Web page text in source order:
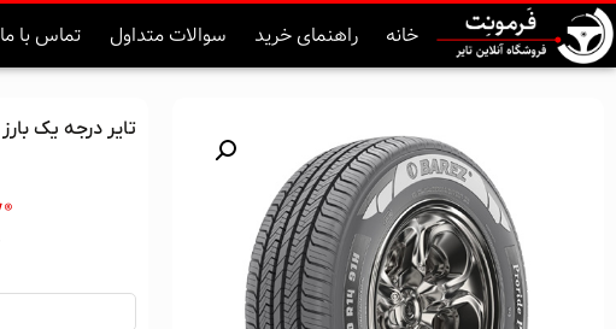
خانه راهنمای خرید سوالات متداول تماس با ما
تایر درجه یک بارز 205/55R16 P610